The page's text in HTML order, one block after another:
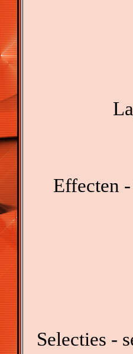
Effecten
Selecties -